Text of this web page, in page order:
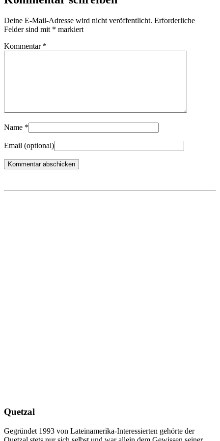
Deine E-Mail-Adresse wird nicht veröffentlicht. Erforderliche
Felder sind mit * markiert
Kommentar *
Name *
Email (optional)
Quetzal
Gegründet 1993 von Lateinamerika-Interessierten gehörte der